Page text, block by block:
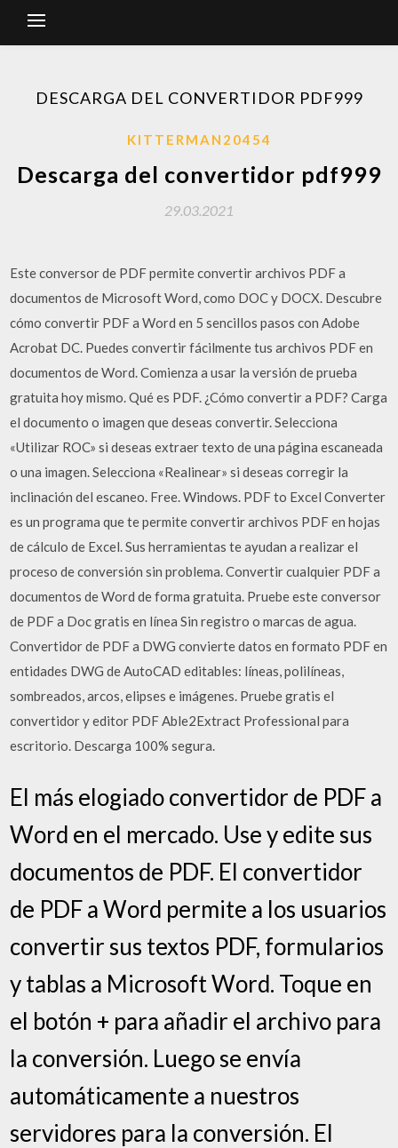
DESCARGA DEL CONVERTIDOR PDF999
KITTERMAN20454
Descarga del convertidor pdf999
29.03.2021
Este conversor de PDF permite convertir archivos PDF a
documentos de Microsoft Word, como DOC y DOCX. Descubre
cómo convertir PDF a Word en 5 sencillos pasos con Adobe
Acrobat DC. Puedes convertir fácilmente tus archivos PDF en
documentos de Word. Comienza a usar la versión de prueba
gratuita hoy mismo. Qué es PDF. ¿Cómo convertir a PDF? Carga
el documento o imagen que deseas convertir. Selecciona
«Utilizar ROC» si deseas extraer texto de una página escaneada
o una imagen. Selecciona «Realinear» si deseas corregir la
inclinación del escaneo. Free. Windows. PDF to Excel Converter
es un programa que te permite convertir archivos PDF en hojas
de cálculo de Excel. Sus herramientas te ayudan a realizar el
proceso de conversión sin problema. Convertir cualquier PDF a
documentos de Word de forma gratuita. Pruebe este conversor
de PDF a Doc gratis en línea Sin registro o marcas de agua.
Convertidor de PDF a DWG convierte datos en formato PDF en
entidades DWG de AutoCAD editables: líneas, polilíneas,
sombreados, arcos, elipses e imágenes. Pruebe gratis el
convertidor y editor PDF Able2Extract Professional para
escritorio. Descarga 100% segura.
El más elogiado convertidor de PDF a
Word en el mercado. Use y edite sus
documentos de PDF. El convertidor
de PDF a Word permite a los usuarios
convertir sus textos PDF, formularios
y tablas a Microsoft Word. Toque en
el botón + para añadir el archivo para
la conversión. Luego se envía
automáticamente a nuestros
servidores para la conversión. El